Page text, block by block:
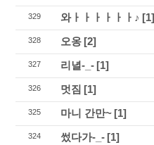
329 와ㅏㅏㅏㅏㅏㅏ♪ [1]
328 오옹 [2]
327 리녈-_- [1]
326 멋짐 [1]
325 마니 간만~ [1]
324 썼다가-_- [1]